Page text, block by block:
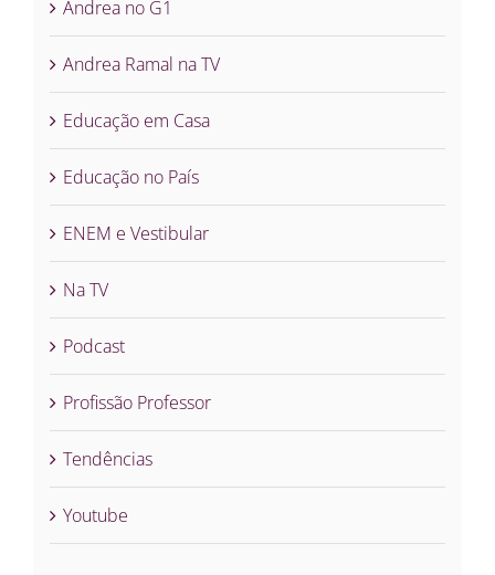
Andrea no G1
Andrea Ramal na TV
Educação em Casa
Educação no País
ENEM e Vestibular
Na TV
Podcast
Profissão Professor
Tendências
Youtube